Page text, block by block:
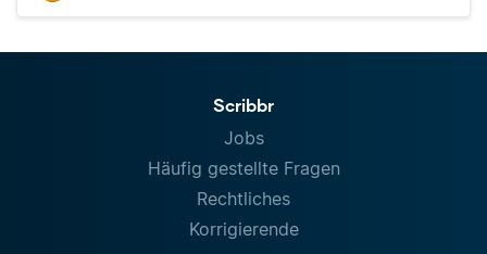
Scribbr
Jobs
Häufig gestellte Fragen
Rechtliches
Korrigierende